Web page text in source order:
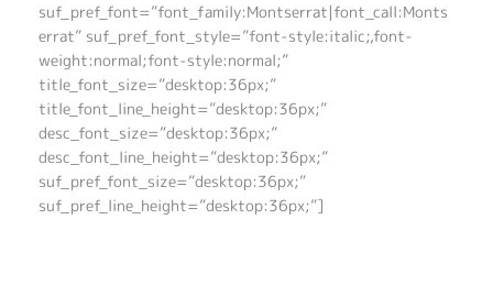
suf_pref_font=”font_family:Montserrat|font_call:Monts
errat” suf_pref_font_style=”font-style:italic;,font-
weight:normal;font-style:normal;”
title_font_size=”desktop:36px;”
title_font_line_height=”desktop:36px;”
desc_font_size=”desktop:36px;”
desc_font_line_height=”desktop:36px;”
suf_pref_font_size=”desktop:36px;”
suf_pref_line_height=”desktop:36px;”]